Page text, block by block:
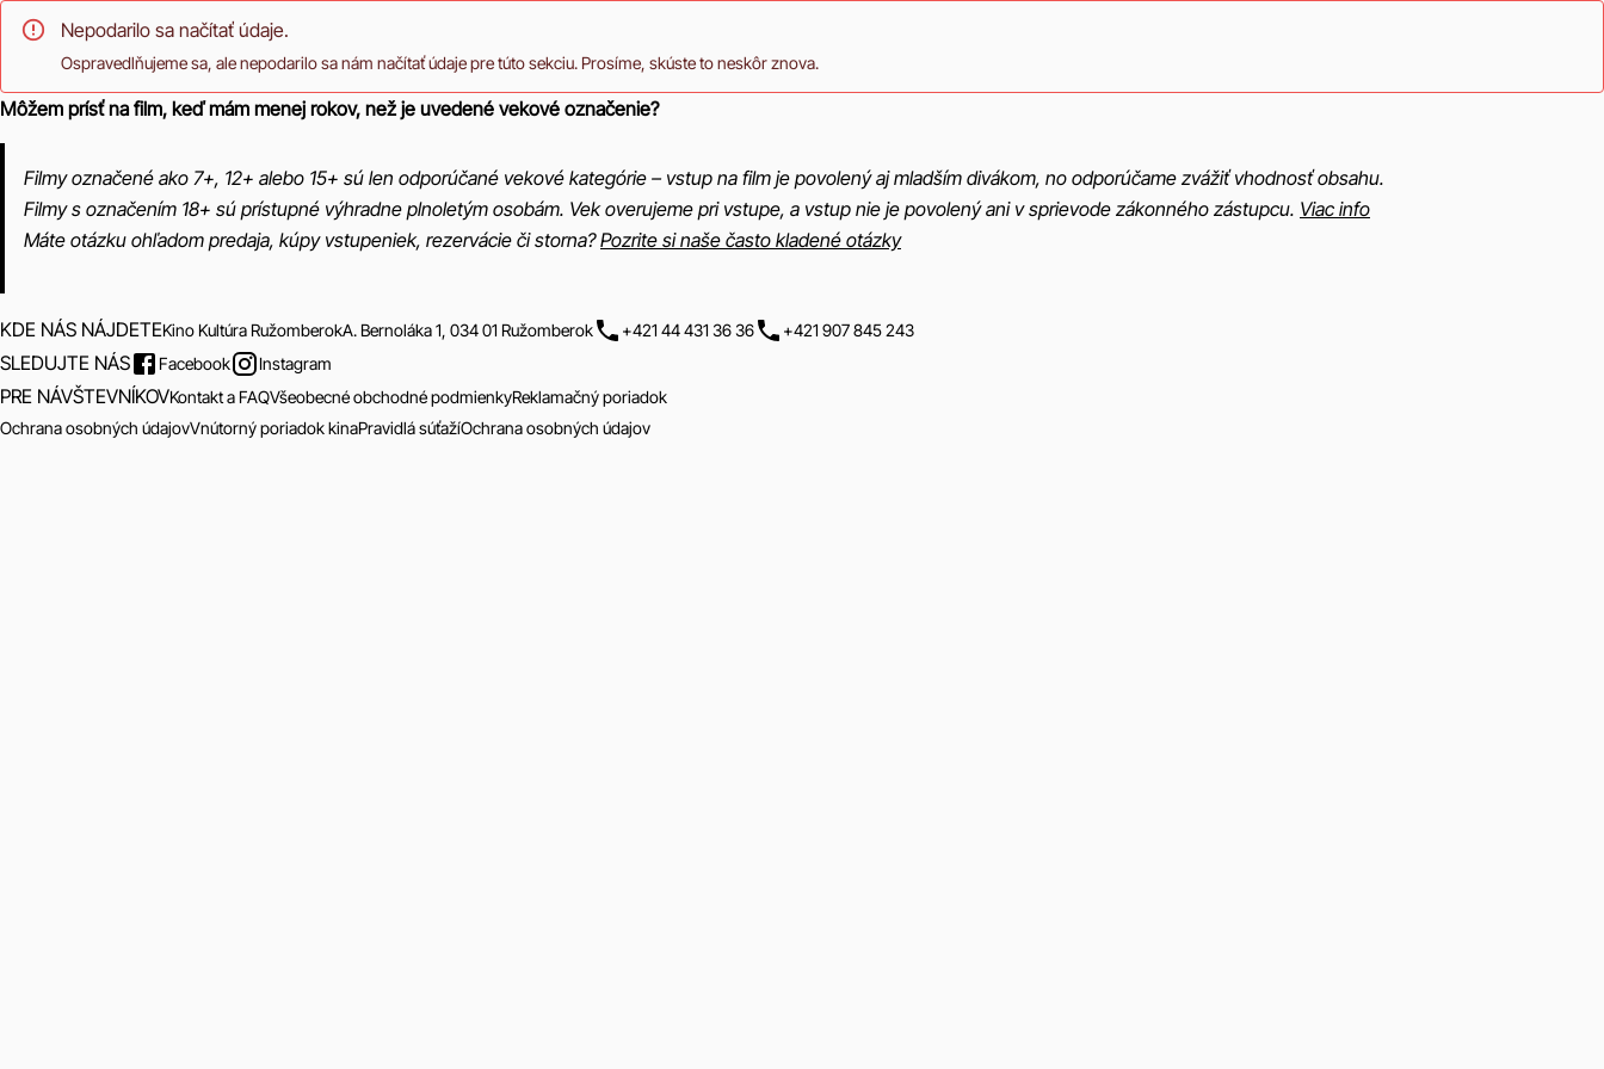
Nepodarilo sa načítať údaje.
Ospravedlňujeme sa, ale nepodarilo sa nám načítať údaje pre túto sekciu. Prosíme, skúste to neskôr znova.
Môžem prísť na film, keď mám menej rokov, než je uvedené vekové označenie?
Filmy označené ako 7+, 12+ alebo 15+ sú len odporúčané vekové kategórie – vstup na film je povolený aj mladším divákom, no odporúčame zvážiť vhodnosť obsahu.
Filmy s označením 18+ sú prístupné výhradne plnoletým osobám. Vek overujeme pri vstupe, a vstup nie je povolený ani v sprievode zákonného zástupcu. Viac info
Máte otázku ohľadom predaja, kúpy vstupeniek, rezervácie či storna?Pozrite si naše často kladené otázky
KDE NÁS NÁJDETEKino Kultúra RužomberokA. Bernoláka 1, 034 01 Ružomberok +421 44 431 36 36 +421 907 845 243
SLEDUJTE NÁS Facebook Instagram
PRE NÁVŠTEVNÍKOVKontakt a FAQVšeobecné obchodné podmienkyReklamačný poriadok
Ochrana osobných údajovVnútorný poriadok kinaPravidlá súťažíOchrana osobných údajov